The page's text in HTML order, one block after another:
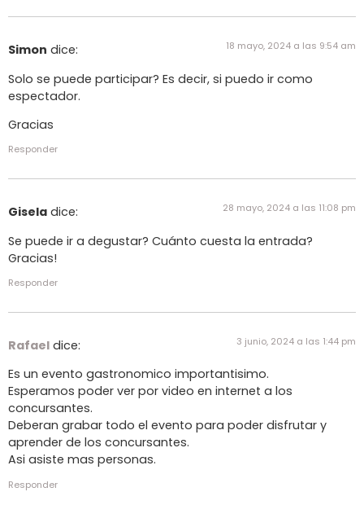
Simon dice: 18 mayo, 2024 a las 9:54 am
Solo se puede participar? Es decir, si puedo ir como
espectador.
Gracias
Responder
Gisela dice: 28 mayo, 2024 a las 11:08 pm
Se puede ir a degustar? Cuánto cuesta la entrada?
Gracias!
Responder
Rafael dice: 3 junio, 2024 a las 1:44 pm
Es un evento gastronomico importantisimo.
Esperamos poder ver por video en internet a los
concursantes.
Deberan grabar todo el evento para poder disfrutar y
aprender de los concursantes.
Asi asiste mas personas.
Responder